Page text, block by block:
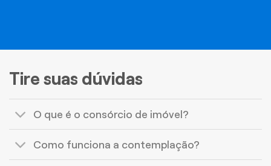
Tire suas dúvidas
O que é o consórcio de imóvel?
Como funciona a contemplação?